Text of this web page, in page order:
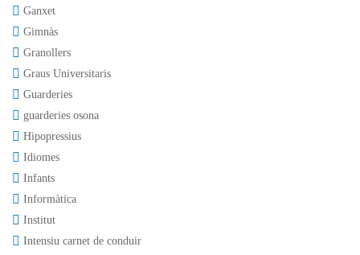
Ganxet
Gimnàs
Granollers
Graus Universitaris
Guarderies
guarderies osona
Hipopressius
Idiomes
Infants
Informàtica
Institut
Intensiu carnet de conduir